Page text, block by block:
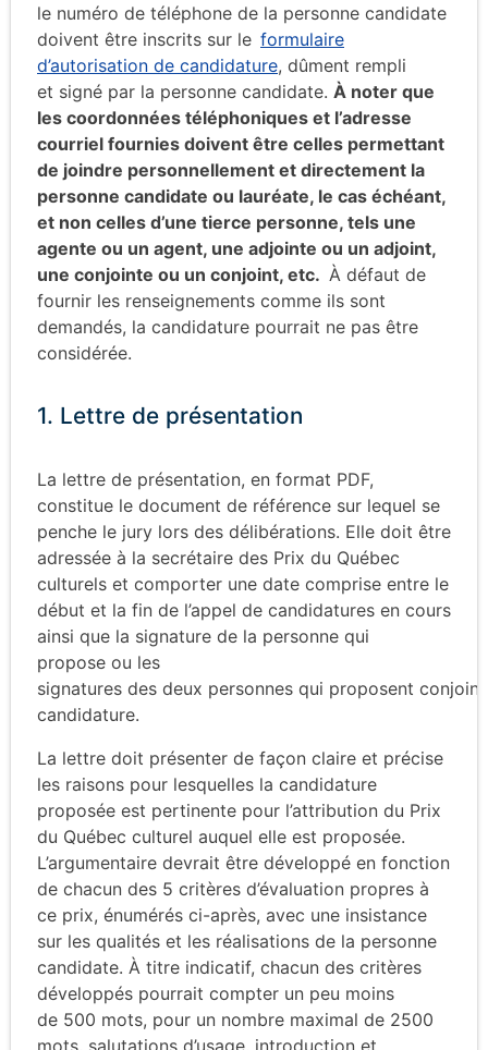
le numéro de téléphone de la personne candidate
doivent être inscrits sur le formulaire
d’autorisation de candidature, dûment rempli
et signé par la personne candidate. À noter que
les coordonnées téléphoniques et l’adresse
courriel fournies doivent être celles permettant
de joindre personnellement et directement la
personne candidate ou lauréate, le cas échéant,
et non celles d’une tierce personne, tels une
agente ou un agent, une adjointe ou un adjoint,
une conjointe ou un conjoint, etc. À défaut de
fournir les renseignements comme ils sont
demandés, la candidature pourrait ne pas être
considérée.
1. Lettre de présentation
La lettre de présentation, en format PDF,
constitue le document de référence sur lequel se
penche le jury lors des délibérations. Elle doit être
adressée à la secrétaire des Prix du Québec
culturels et comporter une date comprise entre le
début et la fin de l’appel de candidatures en cours
ainsi que la signature de la personne qui
propose ou les
signatures des deux personnes qui proposent
candidature.
La lettre doit présenter de façon claire et précise
les raisons pour lesquelles la candidature
proposée est pertinente pour l’attribution du Prix
du Québec culturel auquel elle est proposée.
L’argumentaire devrait être développé en fonction
de chacun des 5 critères d’évaluation propres à
ce prix, énumérés ci-après, avec une insistance
sur les qualités et les réalisations de la personne
candidate. À titre indicatif, chacun des critères
développés pourrait compter un peu moins
de 500 mots, pour un nombre maximal de 2500
mots, salutations d’usage, introduction et